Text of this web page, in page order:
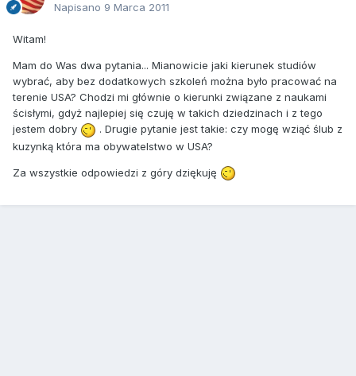
Napisano 9 Marca 2011
Witam!
Mam do Was dwa pytania... Mianowicie jaki kierunek studiów
wybrać, aby bez dodatkowych szkoleń można było pracować na
terenie USA? Chodzi mi głównie o kierunki związane z naukami
ścisłymi, gdyż najlepiej się czuję w takich dziedzinach i z tego
jestem dobry
. Drugie pytanie jest takie: czy mogę wziąć ślub z
kuzynką która ma obywatelstwo w USA?
Za wszystkie odpowiedzi z góry dziękuję